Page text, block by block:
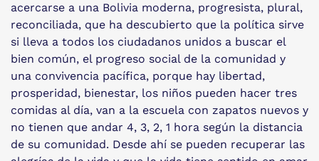
acercarse a una Bolivia moderna, progresista, plural,
reconciliada, que ha descubierto que la política sirve
si lleva a todos los ciudadanos unidos a buscar el
bien común, el progreso social de la comunidad y
una convivencia pacífica, porque hay libertad,
prosperidad, bienestar, los niños pueden hacer tres
comidas al día, van a la escuela con zapatos nuevos y
no tienen que andar 4, 3, 2, 1 hora según la distancia
de su comunidad. Desde ahí se pueden recuperar las